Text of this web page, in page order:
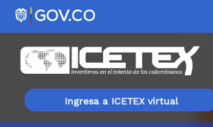
Ingresa a ICETEX virtual